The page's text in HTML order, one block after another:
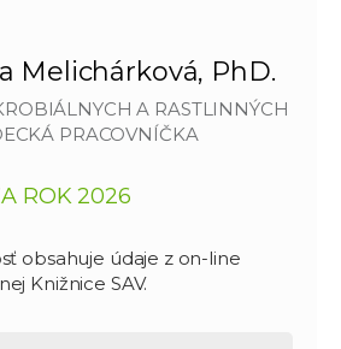
Melichárková, PhD.
A RASTLINNÝCH
PRACOVNÍČKA
ROK 2026
obsahuje údaje z on-line
Knižnice SAV.